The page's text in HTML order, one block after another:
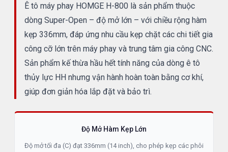
Ê tô máy phay HOMGE H-800 là sản phẩm thuộc
dòng Super-Open – độ mở lớn – với chiều rộng hàm
kẹp 336mm, đáp ứng nhu cầu kẹp chặt các chi tiết gia
công cỡ lớn trên máy phay và trung tâm gia công CNC.
Sản phẩm kế thừa hầu hết tính năng của dòng ê tô
thủy lực HH nhưng vận hành hoàn toàn bằng cơ khí,
giúp đơn giản hóa lắp đặt và bảo trì.
Độ Mở Hàm Kẹp Lớn
Độ mở tối đa (C) đạt 336mm (14 inch), cho phép kẹp các phôi